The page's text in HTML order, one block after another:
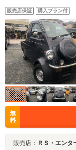
販売店保証 購入プラン付
無
料
販売店： ＲＳ・エンタ